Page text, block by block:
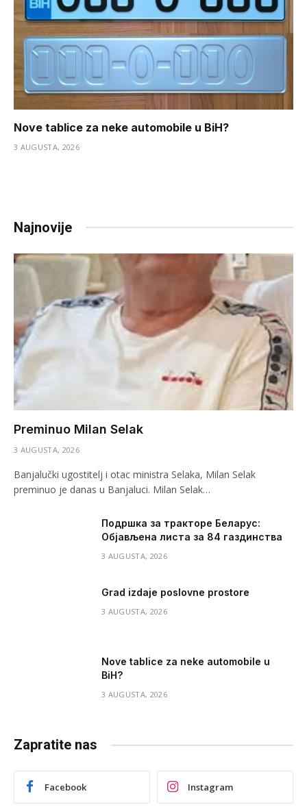
Nove tablice za neke automobile u BiH?
3 AUGUSTA, 2026
Najnovije
Preminuo Milan Selak
3 AUGUSTA, 2026
Banjalučki ugostitelj i otac ministra Selaka, Milan Selak
preminuo je danas u Banjaluci. Milan Selak…
Подршка за тракторе Беларус:
Објављена листа за 84 газдинства
3 AUGUSTA, 2026
Grad izdaje poslovne prostore
3 AUGUSTA, 2026
Nove tablice za neke automobile u
BiH?
3 AUGUSTA, 2026
Zapratite nas
Facebook Instagram